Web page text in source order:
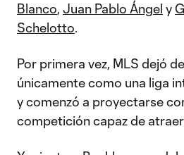
Blanco, Juan Pablo Ángel y
Schelotto.
Por primera vez, MLS dejó
únicamente como una liga
y comenzó a proyectarse
competición capaz de